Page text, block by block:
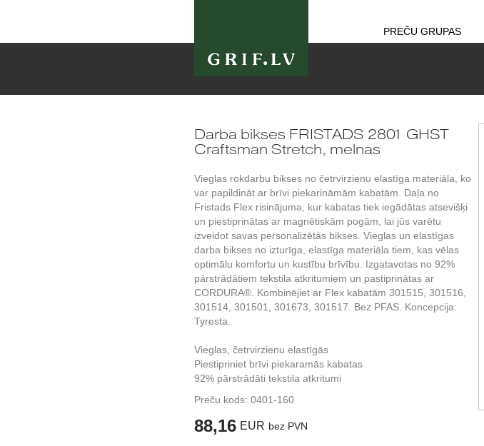
PREČU GRUPAS
Darba bikses FRISTADS 2801 GHST
Craftsman Stretch, melnas
Vieglas rokdarbu bikses no četrvirzienu elastīga materiāla, ko
var papildināt ar brīvi piekarināmām kabatām. Daļa no
Fristads Flex risinājuma, kur kabatas tiek iegādātas atsevišķi
un piestiprinātas ar magnētiskām pogām, lai jūs varētu
izveidot savas personalizētās bikses. Vieglas un elastīgas
darba bikses no izturīga, elastīga materiāla tiem, kas vēlas
optimālu komfortu un kustību brīvību. Izgatavotas no 92%
pārstrādātiem tekstila atkritumiem un pastiprinātas ar
CORDURA®. Kombinējiet ar Flex kabatām 301515, 301516,
301514, 301501, 301673, 301517. Bez PFAS. Koncepcija:
Tyresta.
Vieglas, četrvirzienu elastīgās
Piestipriniet brīvi piekaramās kabatas
92% pārstrādāti tekstila atkritumi
Preču kods: 0401-160
88,16 EUR bez PVN